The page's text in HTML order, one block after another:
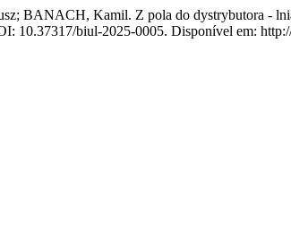
BANACH, Kamil. Z pola do dystrybutora -
10.37317/biul-2025-0005. Disponível em: